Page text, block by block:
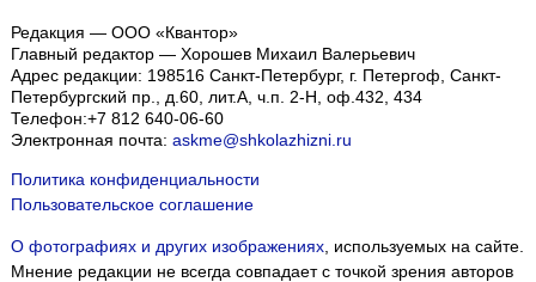
Редакция — ООО «Квантор»
Главный редактор — Хорошев Михаил Валерьевич
Адрес редакции: 198516 Санкт-Петербург, г. Петергоф Санкт-
Петербургский пр., д.60, лит.А, ч.п. 2-Н, оф.432, 434
Телефон:+7 812 640-06-60
Электронная почта: askme@shkolazhizni.ru
Политика конфиденциальности
Пользовательское соглашение
О фотографиях и других изображениях, используемых на сайте.
Мнение редакции не всегда совпадает с точкой зрения авторов